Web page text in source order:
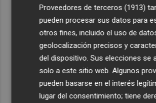
Proveedores de terceros (1913)
pueden procesar sus datos para
otros fines, incluido el uso de
geolocalización precisos y
del dispositivo. Sus elecciones se
solo a este sitio web. Algunos
pueden basarse en el interés
lugar del consentimiento; tiene